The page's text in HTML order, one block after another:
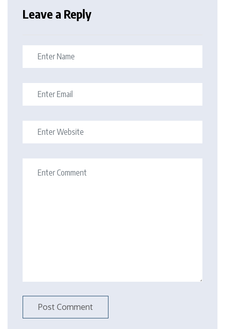
Leave a Reply